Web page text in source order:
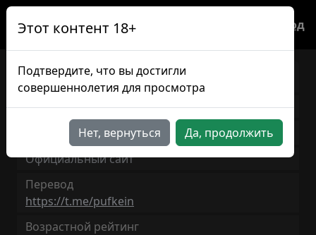
Вход
Этот контент 18+
Подтвердите, что вы достигли
совершеннолетия для просмотра
Нет, вернуться Да, продолжить
EN/RUGrave Affairs
Версия игры: Demo
Продолжительность: ~1ч 0мин
Официальный сайт
Перевод
https://t.me/pufkein
Возрастной рейтинг